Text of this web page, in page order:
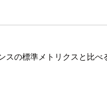
の標準メトリクスと比べ